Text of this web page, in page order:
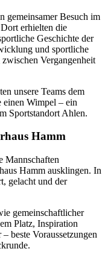
gemeinsamer Besuch im
erhielten die
Geschichte der
und sportliche
Vergangenheit
unsere Teams dem
einen Wimpel – ein
Sportstandort Ahlen.
Hamm
Mannschaften
Hamm ausklingen. In
gelacht und der
gemeinschaftlicher
Platz, Inspiration
beste Voraussetzungen